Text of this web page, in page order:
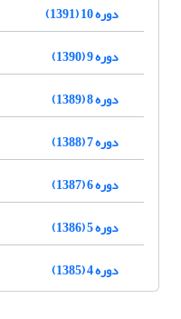
دوره 10 (1391)
دوره 9 (1390)
دوره 8 (1389)
دوره 7 (1388)
دوره 6 (1387)
دوره 5 (1386)
دوره 4 (1385)